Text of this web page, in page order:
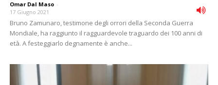
Omar Dal Maso -
17 Giugno 2021
Bruno Zamunaro, testimone degli orrori della Seconda Guerra
Mondiale, ha raggiunto il ragguardevole traguardo dei 100 anni di
età. A festeggiarlo degnamente è anche...